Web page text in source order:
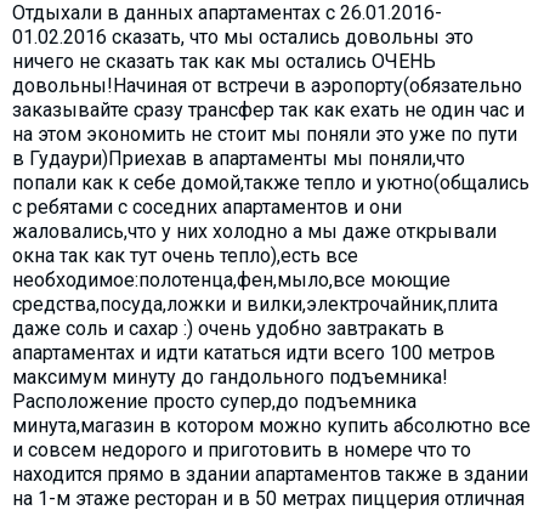
Отдыхали в данных апартаментах с 26.01.2016-
01.02.2016 сказать, что мы остались довольны это
ничего не сказать так как мы остались ОЧЕНЬ
довольны!Начиная от встречи в аэропорту(обязательно
заказывайте сразу трансфер так как ехать не один час и
на этом экономить не стоит мы поняли это уже по пути
в Гудаури)Приехав в апартаменты мы поняли,что
попали как к себе домой,также тепло и уютно(общались
с ребятами с соседних апартаментов и они
жаловались,что у них холодно а мы даже открывали
окна так как тут очень тепло),есть все
необходимое:полотенца,фен,мыло,все моющие
средства,посуда,ложки и вилки,электрочайник,плита
даже соль и сахар :) очень удобно завтракать в
апартаментах и идти кататься идти всего 100 метров
максимум минуту до гандольного подъемника!
Расположение просто супер,до подъемника
минута,магазин в котором можно купить абсолютно все
и совсем недорого и приготовить в номере что то
находится прямо в здании апартаментов также в здании
на 1-м этаже ресторан и в 50 метрах пиццерия отличная